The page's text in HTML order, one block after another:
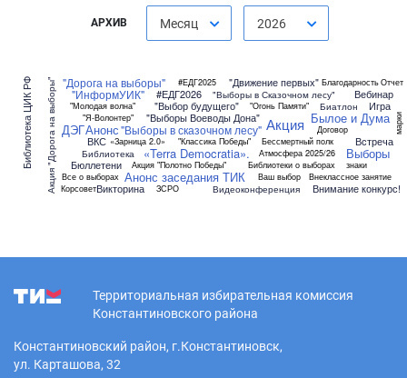
АРХИВ Месяц 2026
#ЕДГ2025
#ЕДГ2026
"Выбор будущего"
"Выборы Воеводы Дона"
"Выборы в Сказочном лесу"
"Выборы в сказочном лесу"
"Движение первых"
"Дорога на выборы"
"ИнформУИК"
"Классика Победы"
"Молодая волна"
"Огонь Памяти"
"Я-Волонтер"
«Terra Democratia».
«Зарница 2.0»
Акция
Акция "Дорога на выборы" Акция "Полотно Победы"
Анонс
Анонс заседания ТИК
Атмосфера 2025/26
Бессмертный полк
Биатлон
Библиотека
Библиотека ЦИК РФ Библиотеки о выборах
Благодарность
Былое и Дума
Бюллетени
ВКС
Ваш выбор
Вебинар
Видеоконференция
Викторина
Внеклассное занятие
Внимание конкурс!
Все о выборах
Встреча
Выборы
ДЭГ Договор
ЗСРО
Игра
Корсовет
Отчет
знаки
марки
Территориальная избирательная комиссия
Константиновского района
Константиновский район, г.Константиновск,
ул. Карташова, 32